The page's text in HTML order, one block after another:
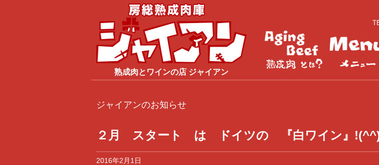
熟成肉と ワインの店 ジャイアン
ジャイアンのお知らせ
２月 スタート は ドイツの 『白ワイン』
2016年2月1日